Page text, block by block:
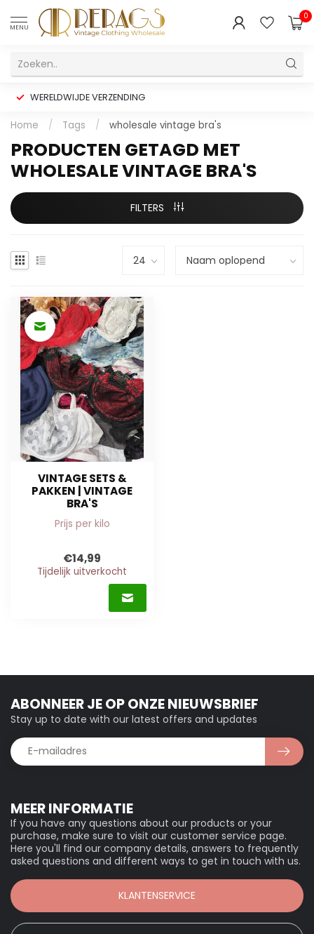
MENU
0
WERELDWIJDE VERZENDING
Home / Tags / wholesale vintage bra's
PRODUCTEN GETAGD MET
WHOLESALE VINTAGE BRA'S
FILTERS
VINTAGE SETS &
PAKKEN | VINTAGE
BRA'S
Prijs per kilo
€14,99
Tijdelijk uitverkocht
MEER INFORMATIE
If you have any questions about our products or your
purchase, make sure to visit our customer service page.
Here you'll find our company details, answers to frequently
asked questions and different ways to get in touch with us.
KLANTENSERVICE
ABONNEER JE OP ONZE NIEUWSBRIEF
Stay up to date with our latest offers and updates